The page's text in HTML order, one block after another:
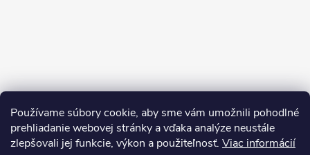
Používame súbory cookie, aby sme vám umožnili pohodlné
prehliadanie webovej stránky a vďaka analýze neustále
zlepšovali jej funkcie, výkon a použiteľnosť. Viac informácií